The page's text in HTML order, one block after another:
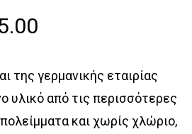
€16.50
through
€55.00
της γερμανικής εταιρίας
υλικό από τις περισσότερες
και χωρίς χλώριο,